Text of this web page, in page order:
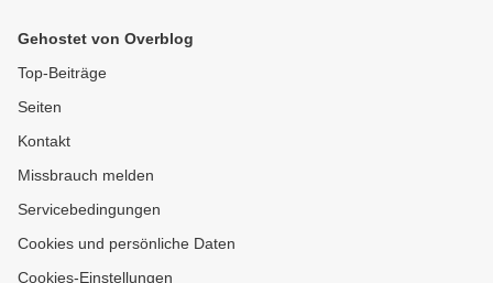
Uraufführungen
Gehostet von Overblog
Top-Beiträge
Seiten
Kontakt
Missbrauch melden
Servicebedingungen
Cookies und persönliche Daten
Cookies-Einstellungen